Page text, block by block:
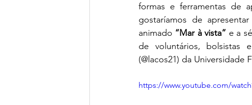
formas e ferramentas de
gostaríamos de
animado “Mar à vista” e a
de voluntários, bolsistas
(@lacos21) da Universidade
https://www.youtube.com/